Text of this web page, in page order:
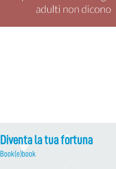
Diventa la tua fortuna
Book(e)book